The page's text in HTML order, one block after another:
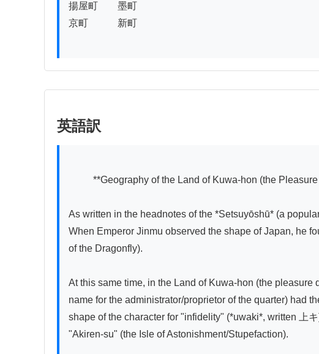
揚屋町　　墨町
京町　　　新町
英語訳
As written in the headnotes of the *Setsuyōshū* (a
When Emperor Jinmu observed the shape of Japan, he
of the Dragonfly).
At this same time, in the Land of Kuwa-hon (the
name for the administrator/proprietor of the quarter) had
shape of the character for "infidelity" (*uwaki*, written 上
"Akiren-su" (the Isle of Astonishment/Stupefaction).